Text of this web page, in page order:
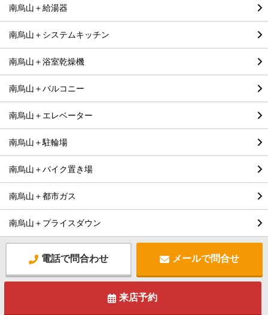
南烏山＋給湯器
南烏山＋システムキッチン
南烏山＋浴室乾燥機
南烏山＋バルコニー
南烏山＋エレベーター
南烏山＋駐輪場
南烏山＋バイク置き場
南烏山＋都市ガス
南烏山＋プライスダウン
電話で問合わせ メールで問合せ
来店予約